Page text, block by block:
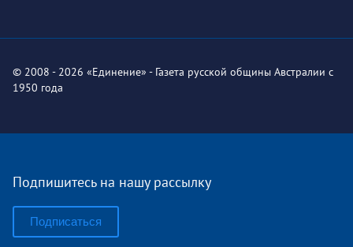
© 2008 - 2026 «Единение» - Газета русской общины Австралии с
1950 года
Подпишитесь на нашу рассылку
Подписаться